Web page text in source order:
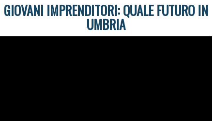
GIOVANI IMPRENDITORI: QUALE FUTURO IN
UMBRIA